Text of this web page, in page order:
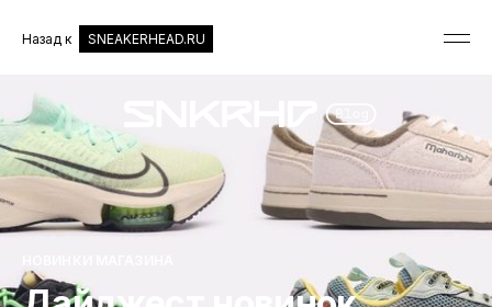
Назад к SNEAKERHEAD.RU